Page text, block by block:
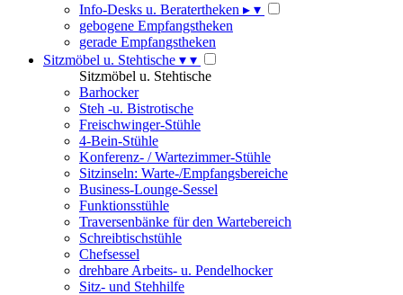
Info-Desks u. Beratertheken ▸ ▾
gebogene Empfangstheken
gerade Empfangstheken
Sitzmöbel u. Stehtische ▾ ▾
Sitzmöbel u. Stehtische
Barhocker
Steh -u. Bistrotische
Freischwinger-Stühle
4-Bein-Stühle
Konferenz- / Wartezimmer-Stühle
Sitzinseln: Warte-/Empfangsbereiche
Business-Lounge-Sessel
Funktionsstühle
Traversenbänke für den Wartebereich
Schreibtischstühle
Chefsessel
drehbare Arbeits- u. Pendelhocker
Sitz- und Stehhilfe